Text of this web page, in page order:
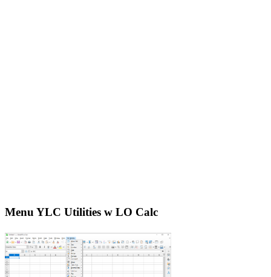
Menu YLC Utilities w LO Calc